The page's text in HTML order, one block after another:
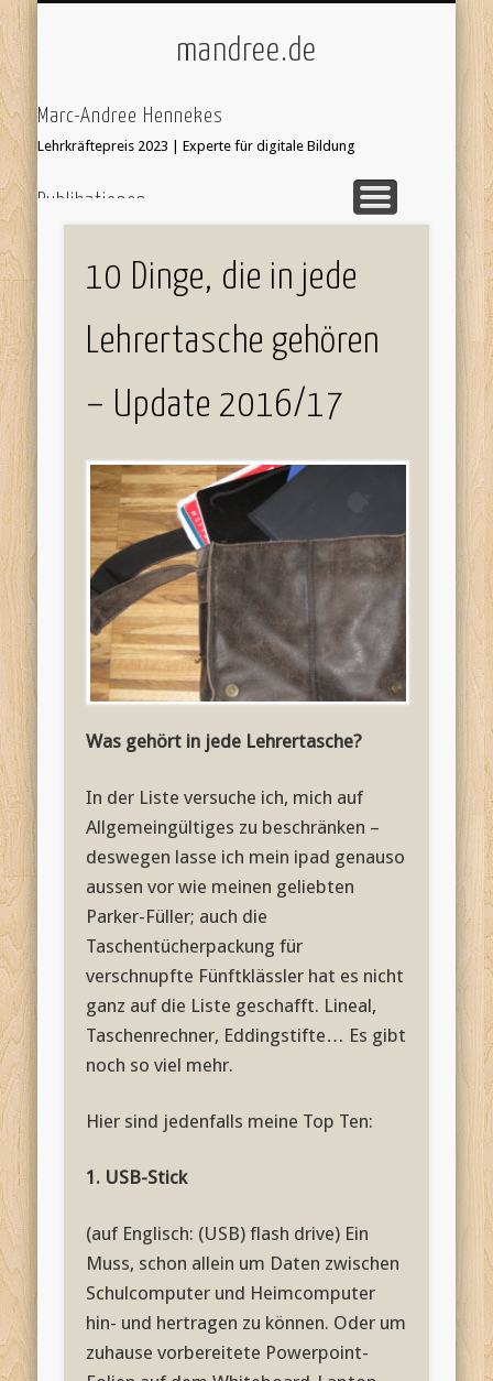
mandree.de
Marc-Andree Hennekes
Lehrkräftepreis 2023 | Experte für digitale Bildung
Publikationen
Bildersuche
webcoach. Lehrerband
'Stop Motion Filme im Unterricht' in 'Web 2.0 im
Fremdsprachenunterricht'
10 Dinge, die in jede
Lehrertasche gehören
– Update 2016/17
Was gehört in jede Lehrertasche?
In der Liste versuche ich, mich auf
Allgemeingültiges zu beschränken –
deswegen lasse ich mein ipad genauso
aussen vor wie meinen geliebten
Parker-Füller; auch die
Taschentücherpackung für
verschnupfte Fünftklässler hat es nicht
ganz auf die Liste geschafft. Lineal,
Taschenrechner, Eddingstifte… Es gibt
noch so viel mehr.
Hier sind jedenfalls meine Top Ten:
1. USB-Stick
(auf Englisch: (USB) flash drive) Ein
Muss, schon allein um Daten zwischen
Schulcomputer und Heimcomputer
hin- und hertragen zu können. Oder um
zuhause vorbereitete Powerpoint-